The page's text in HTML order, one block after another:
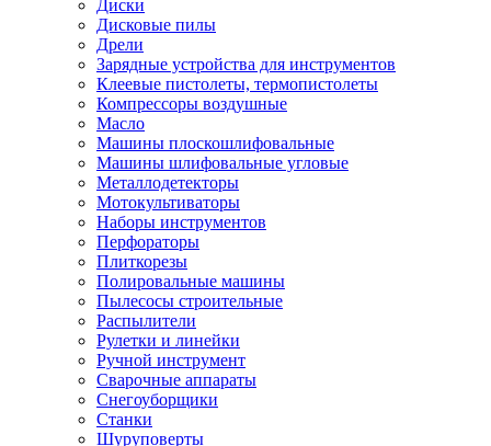
Диски
Дисковые пилы
Дрели
Зарядные устройства для инструментов
Клеевые пистолеты, термопистолеты
Компрессоры воздушные
Масло
Машины плоскошлифовальные
Машины шлифовальные угловые
Металлодетекторы
Мотокультиваторы
Наборы инструментов
Перфораторы
Плиткорезы
Полировальные машины
Пылесосы строительные
Распылители
Рулетки и линейки
Ручной инструмент
Сварочные аппараты
Снегоуборщики
Станки
Шуруповерты